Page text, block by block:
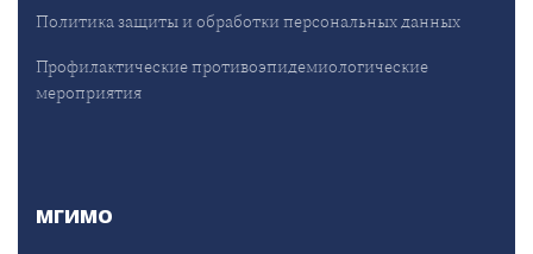
Политика защиты и обработки персональных данных
Профилактические противоэпидемиологические
мероприятия
МГИМО